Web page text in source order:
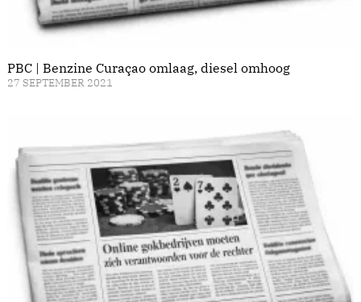
PBC | Benzine Curaçao omlaag, diesel omhoog
27 SEPTEMBER 2021